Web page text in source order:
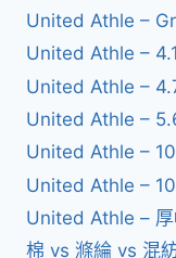
United Athle –
United Athle –
United Athle –
United Athle –
United Athle –
United Athle –
United Athle – 厚
棉 vs 滌綸 vs 混